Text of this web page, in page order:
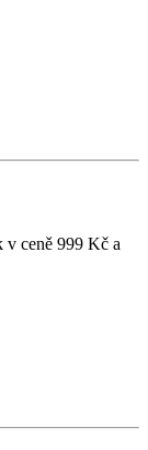
v ceně 999 Kč a